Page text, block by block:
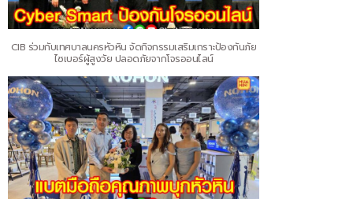
CIB ร่วมกับเทศบาลนครหัวหิน จัดกิจกรรมเสริมเกราะป้องกันภัย
ไซเบอร์ผู้สูงวัย ปลอดภัยจากโจรออนไลน์